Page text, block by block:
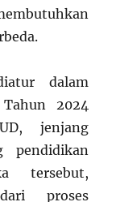
dalam
2024
jenjang
pendidikan
tersebut,
proses